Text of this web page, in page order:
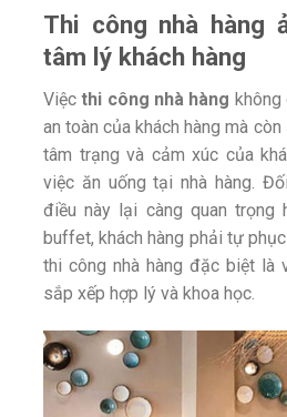
Thi công nhà hàng
tâm lý khách hàng
Việc thi công nhà hàng không
an toàn của khách hàng mà
tâm trạng và cảm xúc của
việc ăn uống tại nhà hàng.
điều này lại càng quan trọng
buffet, khách hàng phải tự
thi công nhà hàng đặc biệt là
sắp xếp hợp lý và khoa học.